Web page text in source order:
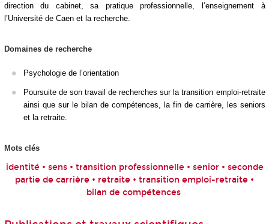
direction du cabinet, sa pratique professionnelle, l’enseignement à
l’Université de Caen et la recherche.
Domaines de recherche
Psychologie de l’orientation
Poursuite de son travail de recherches sur la transition emploi-retraite
ainsi que sur le bilan de compétences, la fin de carrière, les seniors
et la retraite.
Mots clés
identité • sens • transition professionnelle • senior • seconde
partie de carrière • retraite • transition emploi-retraite •
bilan de compétences